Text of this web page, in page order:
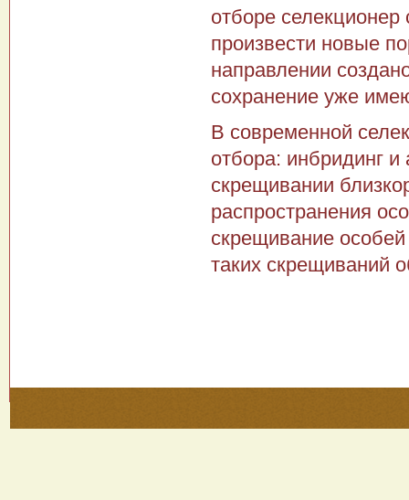
отборе
произвести новые
направлении
сохранение уже
В современной
отбора: инбридинг и
скрещивании
распространения
скрещивание
таких скрещиваний